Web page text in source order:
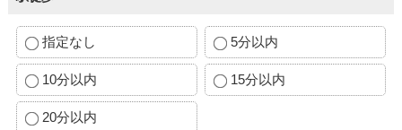
指定なし 5分以内
10分以内 15分以内
20分以内